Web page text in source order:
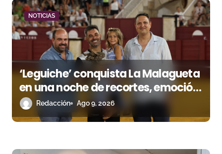
d
a
NOTICIAS
‘Leguiche’ conquista La Malagueta
en una noche de recortes, emoción
y gran ambiente
Redacción Ago 9, 2026